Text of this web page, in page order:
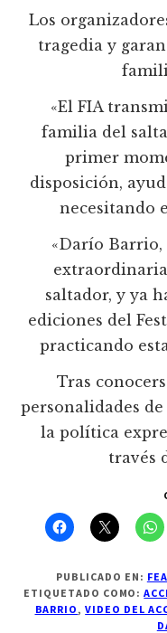
Los
tragedia y
«El FIA
familia del
primer
disposición,
necesitando
«Darío Barrio,
saltador, y ya
ediciones del
practicando
Tras
personalidades
la política
través
PUBLICADO EN:
ETIQUETADO COMO:
BARRIO,VIDEO DEL